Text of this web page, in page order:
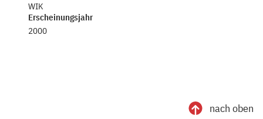
WIK
Erscheinungsjahr
2000
nach oben